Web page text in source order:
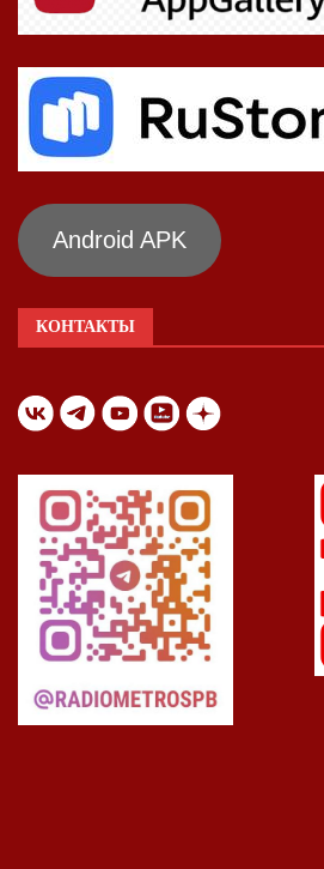
Android APK
КОНТАКТЫ